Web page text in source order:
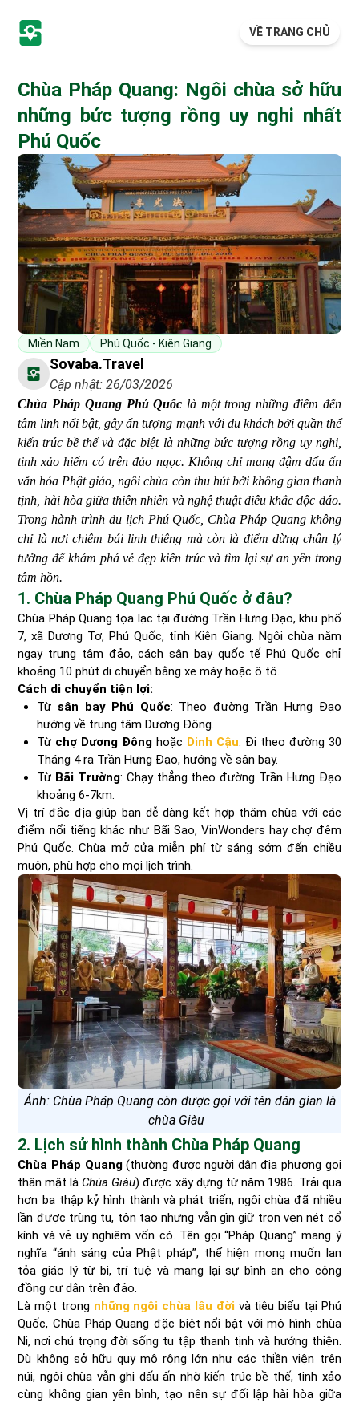
VỀ TRANG CHỦ
Chùa Pháp Quang: Ngôi chùa sở hữu
những bức tượng rồng uy nghi nhất
Phú Quốc
Miền Nam Phú Quốc - Kiên Giang
Sovaba.travel
Cập nhật: 26/03/2026
Chùa Pháp Quang Phú Quốc là một trong những điểm đến
tâm linh nổi bật, gây ấn tượng mạnh với du khách bởi quần thể
kiến trúc bề thế và đặc biệt là những bức tượng rồng uy nghi,
tinh xảo hiếm có trên đảo ngọc. Không chỉ mang đậm dấu ấn
văn hóa Phật giáo, ngôi chùa còn thu hút bởi không gian thanh
tịnh, hài hòa giữa thiên nhiên và nghệ thuật điêu khắc độc đáo.
Trong hành trình du lịch Phú Quốc, Chùa Pháp Quang không
chỉ là nơi chiêm bái linh thiêng mà còn là điểm dừng chân lý
tưởng để khám phá vẻ đẹp kiến trúc và tìm lại sự an yên trong
tâm hồn.
1. Chùa Pháp Quang Phú Quốc ở đâu?
Chùa Pháp Quang tọa lạc tại đường Trần Hưng Đạo, khu phố
7, xã Dương Tơ, Phú Quốc, tỉnh Kiên Giang. Ngôi chùa nằm
ngay trung tâm đảo, cách sân bay quốc tế Phú Quốc chỉ
khoảng 10 phút di chuyển bằng xe máy hoặc ô tô.
Cách di chuyển tiện lợi:
Từ sân bay Phú Quốc: Theo đường Trần Hưng Đạo
hướng về trung tâm Dương Đông.
Từ chợ Dương Đông hoặc Dinh Cậu: Đi theo đường 30
Tháng 4 ra Trần Hưng Đạo, hướng về sân bay.
Từ Bãi Trường: Chạy thẳng theo đường Trần Hưng Đạo
khoảng 6-7km.
Vị trí đắc địa giúp bạn dễ dàng kết hợp thăm chùa với các
điểm nổi tiếng khác như Bãi Sao, VinWonders hay chợ đêm
Phú Quốc. Chùa mở cửa miễn phí từ sáng sớm đến chiều
muộn, phù hợp cho mọi lịch trình.
Ảnh: Chùa Pháp Quang còn được gọi với tên dân gian là
chùa Giàu
2. Lịch sử hình thành Chùa Pháp Quang
Chùa Pháp Quang(thường được người dân địa phương gọi
thân mật là Chùa Giàu) được xây dựng từ năm 1986. Trải qua
hơn ba thập kỷ hình thành và phát triển, ngôi chùa đã nhiều
lần được trùng tu, tôn tạo nhưng vẫn gìn giữ trọn vẹn nét cổ
kính và vẻ uy nghiêm vốn có. Tên gọi “Pháp Quang” mang ý
nghĩa “ánh sáng của Phật pháp”, thể hiện mong muốn lan
tỏa giáo lý từ bi, trí tuệ và mang lại sự bình an cho cộng
đồng cư dân trên đảo.
Là một trong những ngôi chùa lâu đờivà tiêu biểu tại Phú
Quốc, Chùa Pháp Quang đặc biệt nổi bật với mô hình chùa
Ni, nơi chú trọng đời sống tu tập thanh tịnh và hướng thiện.
Dù không sở hữu quy mô rộng lớn như các thiền viện trên
núi, ngôi chùa vẫn ghi dấu ấn nhờ kiến trúc bề thế, tinh xảo
cùng không gian yên bình, tạo nên sự đối lập hài hòa giữa